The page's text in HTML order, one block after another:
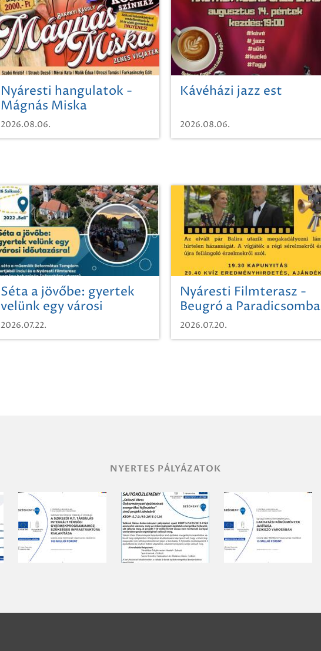
Nyáresti hangulatok -
Mágnás Miska
2026.08.06.
Kávéházi jazz est
2026.08.06.
Séta a jövőbe: gyertek
velünk egy városi
időutazásra!
2026.07.22.
Nyáresti Filmterasz -
Beugró a Paradicsomba
2026.07.20.
NYERTES PÁLYÁZATOK